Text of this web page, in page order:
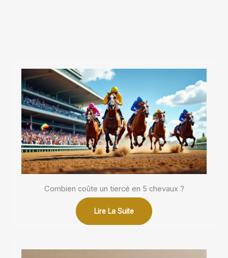
Combien coûte un tiercé en 5 chevaux ?
Lire La Suite